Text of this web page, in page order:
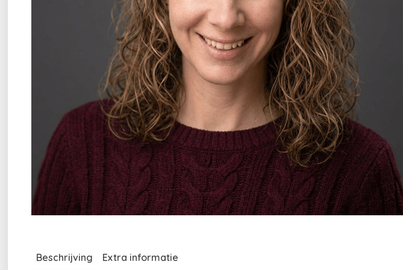
Beschrijving Extra informatie